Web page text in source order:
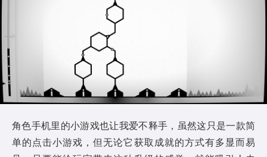
角色手机里的小游戏也让我爱不释手，虽然这只是一款简
单的点击小游戏，但无论它获取成就的方式有多显而易